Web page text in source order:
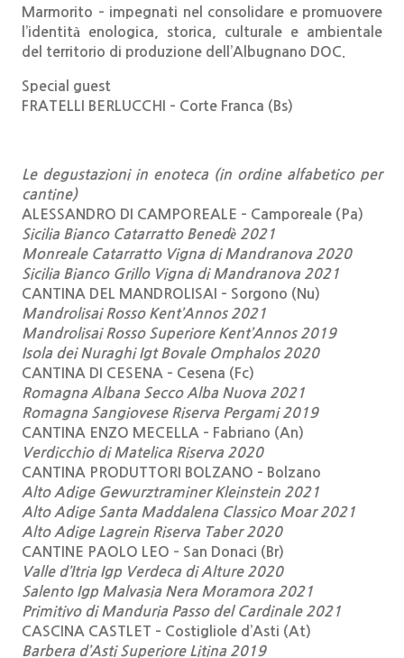
Marmorito – impegnati nel consolidare e promuovere
l’identità enologica, storica, culturale e ambientale
del territorio di produzione dell’Albugnano DOC.
Special guest
FRATELLI BERLUCCHI – Corte Franca (Bs)
Le degustazioni in enoteca (in ordine alfabetico per
cantine)
ALESSANDRO DI CAMPOREALE – Camporeale (Pa)
Sicilia Bianco Catarratto Benedè 2021
Monreale Catarratto Vigna di Mandranova 2020
Sicilia Bianco Grillo Vigna di Mandranova 2021
CANTINA DEL MANDROLISAI – Sorgono (Nu)
Mandrolisai Rosso Kent’Annos 2021
Mandrolisai Rosso Superiore Kent’Annos 2019
Isola dei Nuraghi Igt Bovale Omphalos 2020
CANTINA DI CESENA – Cesena (Fc)
Romagna Albana Secco Alba Nuova 2021
Romagna Sangiovese Riserva Pergami 2019
CANTINA ENZO MECELLA – Fabriano (An)
Verdicchio di Matelica Riserva 2020
CANTINA PRODUTTORI BOLZANO – Bolzano
Alto Adige Gewurztraminer Kleinstein 2021
Alto Adige Santa Maddalena Classico Moar 2021
Alto Adige Lagrein Riserva Taber 2020
CANTINE PAOLO LEO – San Donaci (Br)
Valle d’Itria Igp Verdeca di Alture 2020
Salento Igp Malvasia Nera Moramora 2021
Primitivo di Manduria Passo del Cardinale 2021
CASCINA CASTLET – Costigliole d’Asti (At)
Barbera d’Asti Superiore Litina 2019